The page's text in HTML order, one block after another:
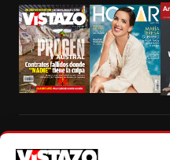
autorización escrita de su titular, de